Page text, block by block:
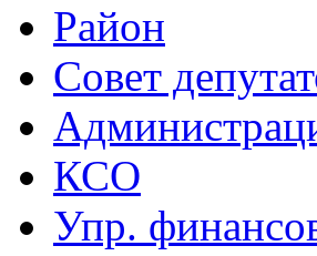
Район
Совет
КСО
Упр.